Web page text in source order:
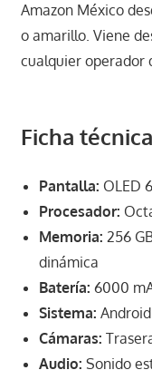
Amazon México
o amarillo. Viene
cualquier operador
Ficha técnica
Pantalla: OLED
Procesador:
Memoria: 256
dinámica
Batería: 6000
Sistema: Android
Cámaras:
Audio: Sonido